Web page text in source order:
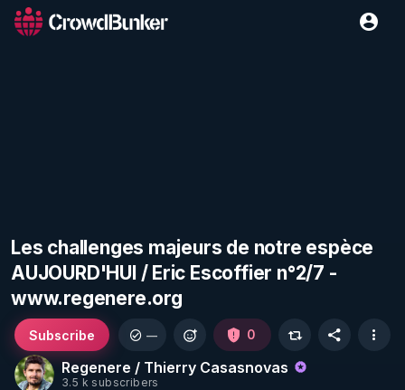
Les challenges majeurs de notre espèce
AUJOURD'HUI / Eric Escoffier n°2/7 -
www.regenere.org
Regenere / Thierry Casasnovas
3.5 k subscribers
Subscribe — 0